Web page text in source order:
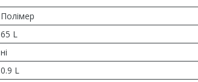
Полімер
65 L
ні
0.9 L